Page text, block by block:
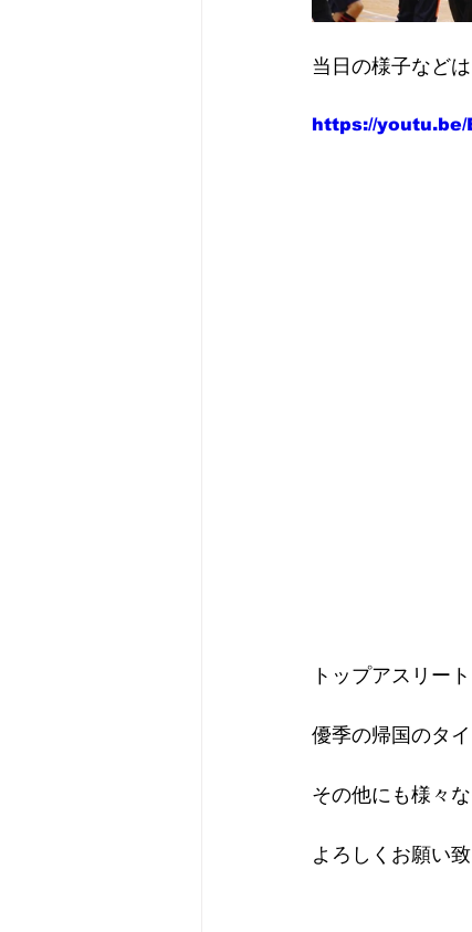
当日の様子など
https://youtu.be/
トップアスリー
優季の帰国のタ
その他にも様々
よろしくお願い致